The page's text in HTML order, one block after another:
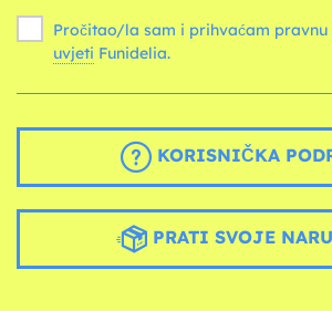
Pročitao/la sam i prihvaćam pravnu
uvjeti Funidelia.
KORISNIČKA
PRATI SVOJE